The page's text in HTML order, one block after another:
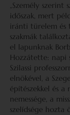
„Személy szerint
időszak, mert
iránti türelem és
szakmák
el lapunknak
Hozzátette: napi
Szilassi
elnökével, a
építészekkel és a
nemessége, a
szelídsége hozta